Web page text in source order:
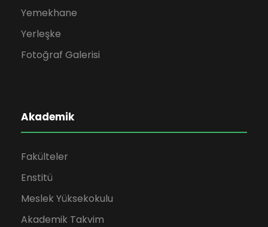
Yemekhane
Yerleşke
Fotoğraf Galerisi
Akademik
Fakülteler
Enstitü
Meslek Yüksekokulu
Akademik Takvim